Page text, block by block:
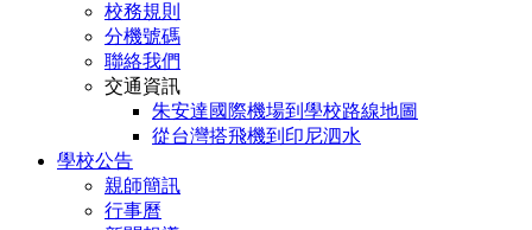
校務規則
分機號碼
聯絡我們
交通資訊
朱安達國際機場到學校路線地圖
從台灣搭飛機到印尼泗水
學校公告
親師簡訊
行事曆